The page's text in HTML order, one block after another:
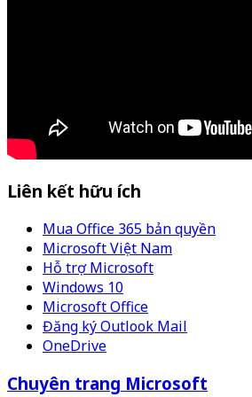
Liên kết hữu ích
Mua Office 365 bản quyền
Microsoft Việt Nam
Hỗ trợ Microsoft
Windows 10
Microsoft Office
Đăng ký Outlook Mail
OneDrive
Chuyên trang Microsoft